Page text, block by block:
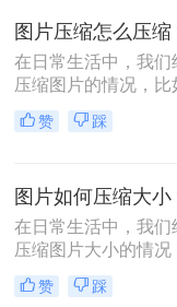
小的方法，旨在帮助
求选择合适的压缩方
在日常生活中，我们
压缩图片的情况，比
空间、加快网页加载
传输时间。那么图片
时保持较高的图片质
赞 踩
在日常生活中，我们
压缩图片大小的情况
存储空间、加快网页
文件传输时间。那么
赞 踩